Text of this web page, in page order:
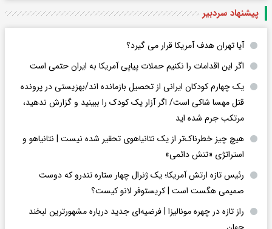
پیشنهاد سردبیر
آیا تهران هدف آمریکا قرار می گیرد؟
اگر این اقدامات را نکنیم حملات پیاپی آمریکا به ایران حتمی است
یک چهارم کودکان ایرانی از تحصیل بازمانده اند/بهزیستی در پرونده
قتل مهسا شاکی است/ اگر آزار یک کودک را ببینید و گزارش ندهید،
مرتکب جرم شده اید
هیچ چیز خطرناک‌تر از یک نتانیاهوی تحقیر شده نیست | نتانیاهو و
استراتژی «تنش دائمی»
رئیس تازه ارتش آمریکا؛ یک ژنرال چهار ستاره تندرو که دوست
صمیمی هگست است | کریستوفر لانو کیست؟
راز تازه در چهره مونالیزا | فرضیه‌ای جدید درباره مشهورترین لبخند